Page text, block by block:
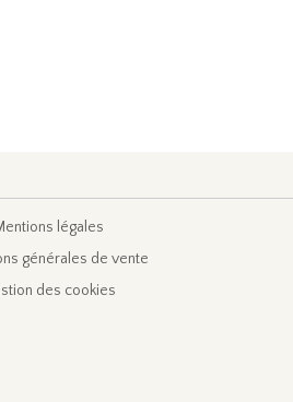
légales
générales de vente
des cookies